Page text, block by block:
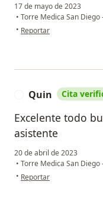
17 de mayo de 2023
• Torre Medica San
• en opinión del usuario
Reportar
Quin Cita
Excelente todo
asistente
20 de abril de 2023
• Torre Medica San
• en opinión del usuario
Reportar